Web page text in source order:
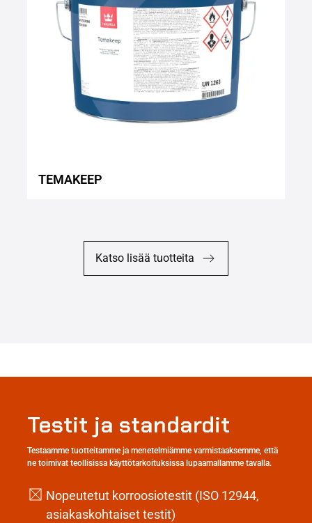
TEMAKEEP
Katso lisää tuotteita
Testit ja standardit
Testaamme tuotteitamme ja menetelmiämme varmistaaksemme, että
ne toimivat teollisissa käyttötarkoituksissa lupaamallamme tavalla.
Nopeutetut korroosiotestit (ISO 12944,
asiakaskohtaiset testit)